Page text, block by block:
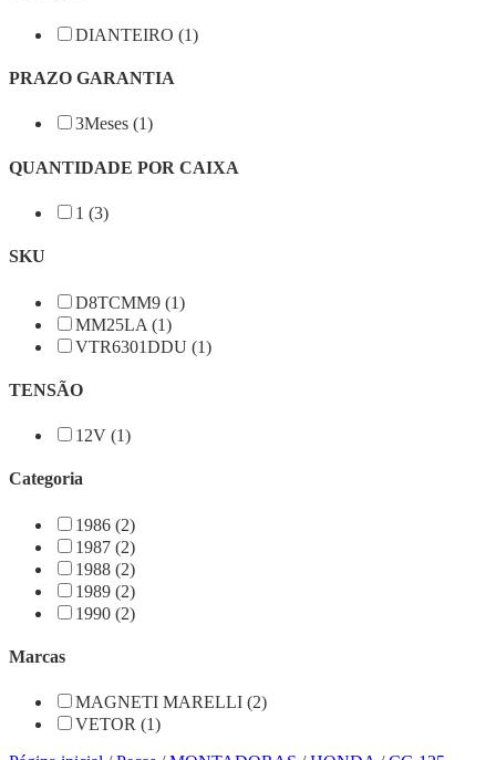
DIANTEIRO (1)
PRAZO GARANTIA
3Meses (1)
QUANTIDADE POR CAIXA
1 (3)
SKU
D8TCMM9 (1)
MM25LA (1)
VTR6301DDU (1)
TENSÃO
12V (1)
Categoria
1986 (2)
1987 (2)
1988 (2)
1989 (2)
1990 (2)
Marcas
MAGNETI MARELLI (2)
VETOR (1)